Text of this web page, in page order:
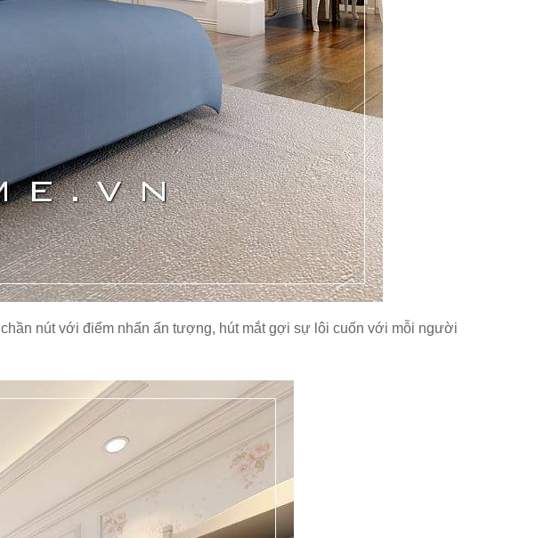
nút với điểm nhấn ấn tượng, hút mắt gợi sự lôi cuốn với mỗi người